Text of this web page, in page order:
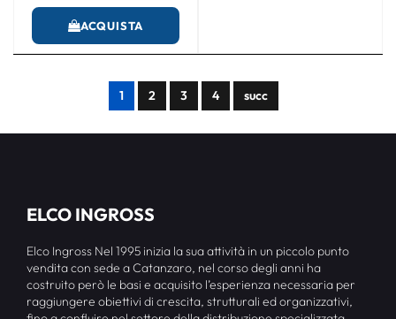
ACQUISTA
1 2 3 4 succ
ELCO INGROSS
Elco Ingross Nel 1995 inizia la sua attività in un piccolo punto
vendita con sede a Catanzaro, nel corso degli anni ha
costruito però le basi e acquisito l’esperienza necessaria per
raggiungere obiettivi di crescita, strutturali ed organizzativi,